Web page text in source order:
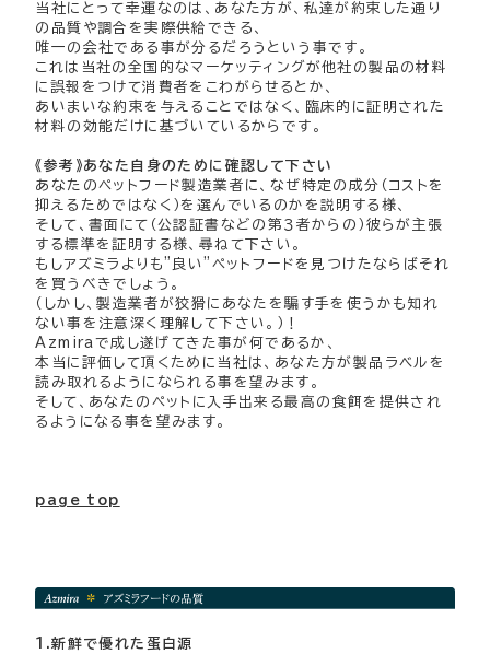
当社にとって幸運なのは、あなた方が、私達が約束した通り
の品質や調合を実際供給できる、
唯一の会社である事が分るだろうという事です。
これは当社の全国的なマーケッティングが他社の製品の材料
に誤報をつけて消費者をこわがらせるとか、
あいまいな約束を与えることではなく、臨床的に証明された
材料の効能だけに基づいているからです。
《参考》あなた自身のために確認して下さい
あなたのペットフード製造業者に、なぜ特定の成分（コストを
抑えるためではなく）を選んでいるのかを説明する様、
そして、書面にて（公認証書などの第３者からの）彼らが主張
する標準を証明する様、尋ねて下さい。
もしアズミラよりも”良い”ペットフードを見つけたならばそれ
を買うべきでしょう。
（しかし、製造業者が狡猾にあなたを騙す手を使うかも知れ
ない事を注意深く理解して下さい。）！
Azmiraで成し遂げてきた事が何であるか、
本当に評価して頂くために当社は、あなた方が製品ラベルを
読み取れるようになられる事を望みます。
そして、あなたのペットに入手出来る最高の食餌を提供され
るようになる事を望みます。
page top
1.新鮮で優れた蛋白源